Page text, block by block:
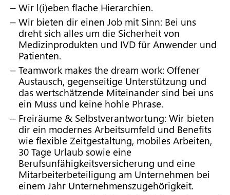
Wir l(i)eben flache Hierarchien.
Wir bieten dir einen Job mit Sinn: Bei uns
dreht sich alles um die Sicherheit von
Medizinprodukten und IVD für Anwender und
Patienten.
Teamwork makes the dream work: Offener
Austausch, gegenseitige Unterstützung und
das wertschätzende Miteinander sind bei uns
ein Muss und keine hohle Phrase.
Freiräume & Selbstverantwortung: Wir bieten
dir ein modernes Arbeitsumfeld und Benefits
wie flexible Zeitgestaltung, mobiles Arbeiten,
30 Tage Urlaub sowie eine
Berufsunfähigkeitsversicherung und eine
Mitarbeiterbeteiligung am Unternehmen bei
einem Jahr Unternehmenszugehörigkeit.